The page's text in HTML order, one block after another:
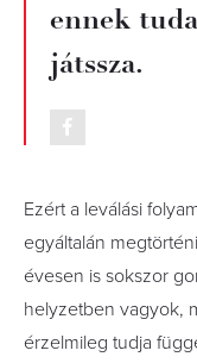
ennek
játssza.
Ezért a leválási
egyáltalán
évesen is sokszor
helyzetben vagyok,
érzelmileg tudja